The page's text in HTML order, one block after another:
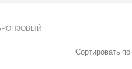
Сортировать по: